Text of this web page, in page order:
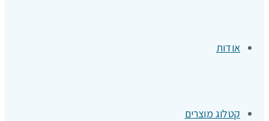
אודות
קטלוג מוצרים